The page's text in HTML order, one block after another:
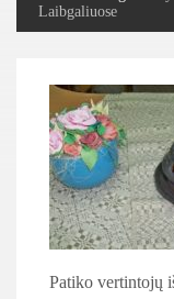
Laibgaliuose
Patiko vertintojų